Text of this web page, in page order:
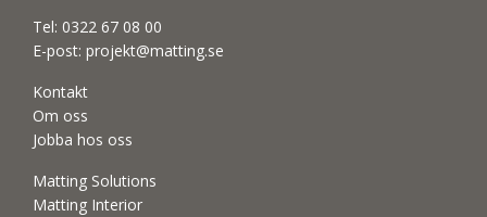
Tel: 0322 67 08 00
E-post: projekt@matting.se
Kontakt
Om oss
Jobba hos oss
Matting Solutions
Matting Interior